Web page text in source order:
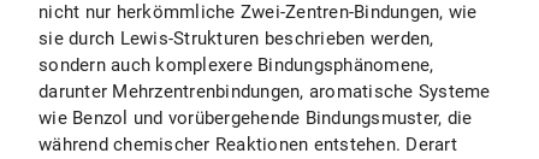
nicht nur herkömmliche Zwei-Zentren-Bindungen, wie
sie durch Lewis-Strukturen beschrieben werden,
sondern auch komplexere Bindungsphänomene,
darunter Mehrzentrenbindungen, aromatische Systeme
wie Benzol und vorübergehende Bindungsmuster, die
während chemischer Reaktionen entstehen. Derart